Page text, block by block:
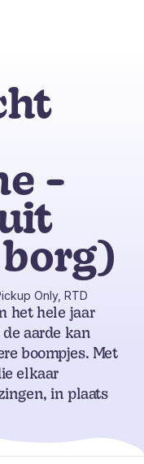
-
Only, RTD
het hele jaar
aarde kan
boompjes. Met
elkaar
in plaats